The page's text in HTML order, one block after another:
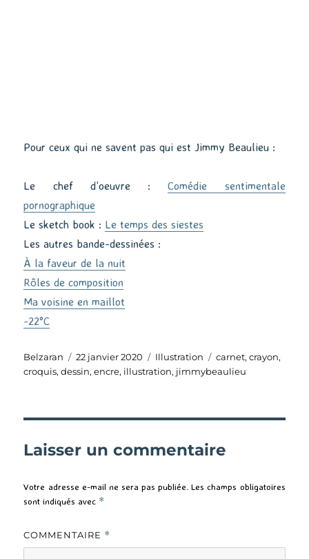
Pour ceux qui ne savent pas qui est Jimmy Beaulieu :
Le chef d’oeuvre :Comédie sentimentale
pornographique
Le sketch book : Le temps des siestes
Les autres bande-dessinées :
À la faveur de la nuit
Rôles de composition
Ma voisine en maillot
-22°C
Auteur
Belzaran
Publié
le
22 janvier 2020 Catégories
Illustration Étiquettes
carnet,crayon,
croquis,dessin,encre, illustration, jimmybeaulieu
Laisser un commentaire
Votre adresse e-mail ne sera pas publiée. Les champs obligatoires
sont indiqués avec *
COMMENTAIRE *